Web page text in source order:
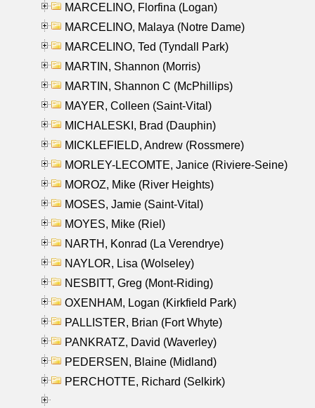
MARCELINO, Florfina (Logan)
MARCELINO, Malaya (Notre Dame)
MARCELINO, Ted (Tyndall Park)
MARTIN, Shannon (Morris)
MARTIN, Shannon C (McPhillips)
MAYER, Colleen (Saint-Vital)
MICHALESKI, Brad (Dauphin)
MICKLEFIELD, Andrew (Rossmere)
MORLEY-LECOMTE, Janice (Riviere-Seine)
MOROZ, Mike (River Heights)
MOSES, Jamie (Saint-Vital)
MOYES, Mike (Riel)
NARTH, Konrad (La Verendrye)
NAYLOR, Lisa (Wolseley)
NESBITT, Greg (Mont-Riding)
OXENHAM, Logan (Kirkfield Park)
PALLISTER, Brian (Fort Whyte)
PANKRATZ, David (Waverley)
PEDERSEN, Blaine (Midland)
PERCHOTTE, Richard (Selkirk)